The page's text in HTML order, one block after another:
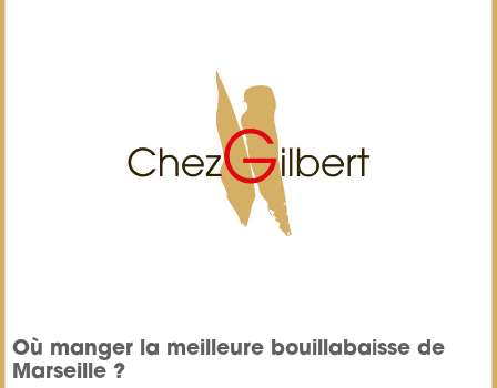
Où manger la meilleure bouillabaisse de
Marseille ?